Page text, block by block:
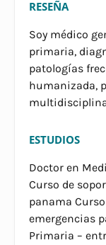
RESEÑA
Soy médico
primaria,
patologías
humanizada,
ESTUDIOS
Doctor en
Curso de
panama
emergencias
Primaria –